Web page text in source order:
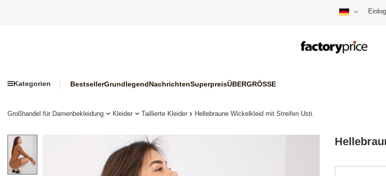
Kategorien BestsellerGrundlegendNachrichtenSuperpreisÜBERGRÖSSE
Großhandel für Damenbekleidung Kleider Taillierte Kleider Hellebraune Wickelkleid mit Streifen Usti.